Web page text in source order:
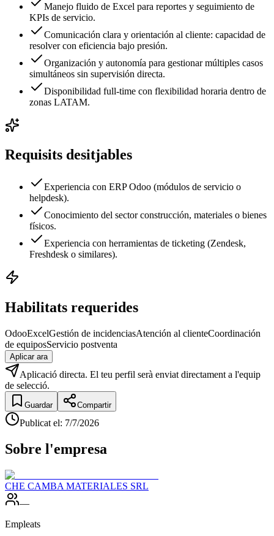
Manejo fluido de Excel para reportes y seguimiento de
KPIs de servicio.
Comunicación clara y orientación al cliente: capacidad de
resolver con eficiencia bajo presión.
Organización y autonomía para gestionar múltiples casos
simultáneos sin supervisión directa.
Disponibilidad full-time con flexibilidad horaria dentro de
zonas LATAM.
Requisits desitjables
Experiencia con ERP Odoo (módulos de servicio o
helpdesk).
Conocimiento del sector construcción, materiales o bienes
físicos.
Experiencia con herramientas de ticketing (Zendesk,
Freshdesk o similares).
Habilitats requerides
OdooExcelGestión de incidenciasAtención al clienteCoordinación
de equiposServicio postventa
Aplicar ara
Aplicació directa. El teu perfil serà enviat directament a l'equip
de selecció.
Guardar Compartir
Publicat el: 7/7/2026
Sobre l'empresa
CHE CAMBA MATERIALES SRL
—
Empleats